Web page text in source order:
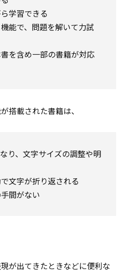
学習できる
能で、問題を解いて力試
を含め一部の書籍が対応
搭載された書籍は、
り、文字サイズの調整や明
文字が折り返される
間がない
が出てきたときなどに便利な